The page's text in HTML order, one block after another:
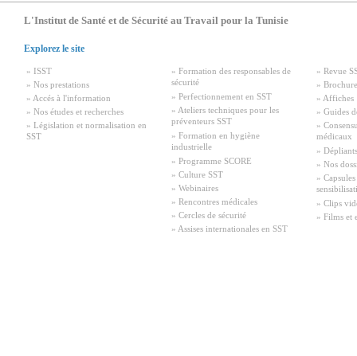
L'Institut de Santé et de Sécurité au Travail pour la Tunisie
Explorez le site
» ISST
» Nos prestations
» Accés à l'information
» Nos études et recherches
» Législation et normalisation en
SST
» Formation des responsables de
sécurité
» Perfectionnement en SST
» Ateliers techniques pour les
préventeurs SST
» Formation en hygiène
industrielle
» Programme SCORE
» Culture SST
» Webinaires
» Rencontres médicales
» Cercles de sécurité
» Assises internationales en SST
» Revue
»
» Affiches
» Guides
»
médicaux
» Dépliants
» Nos
»
» Clips
» Films et